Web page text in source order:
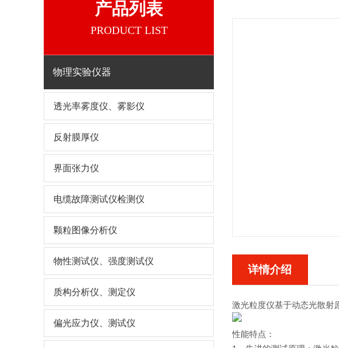
产品列表
PRODUCT LIST
物理实验仪器
透光率雾度仪、雾影仪
反射膜厚仪
界面张力仪
电缆故障测试仪检测仪
颗粒图像分析仪
物性测试仪、强度测试仪
质构分析仪、测定仪
偏光应力仪、测试仪
详情介绍
激光粒度仪基于动态光散射
性能特点：